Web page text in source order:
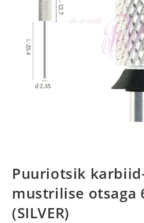
Puuriotsik
mustrilise otsaga
(SILVER)